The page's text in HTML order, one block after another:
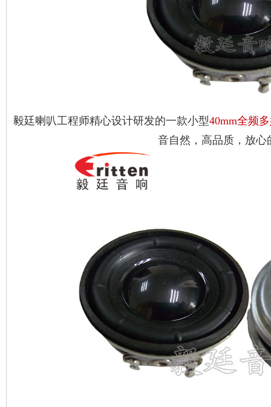
毅廷喇叭工程师精心设计研发的一款小型40mm全频
音自然，高品质，放心